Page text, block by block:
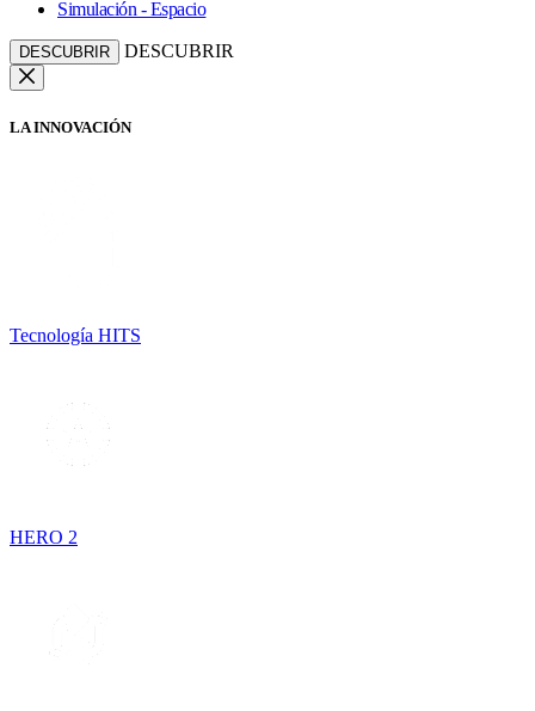
Simulación - Espacio
DESCUBRIR DESCUBRIR
LA INNOVACIÓN
Tecnología HITS
HERO 2